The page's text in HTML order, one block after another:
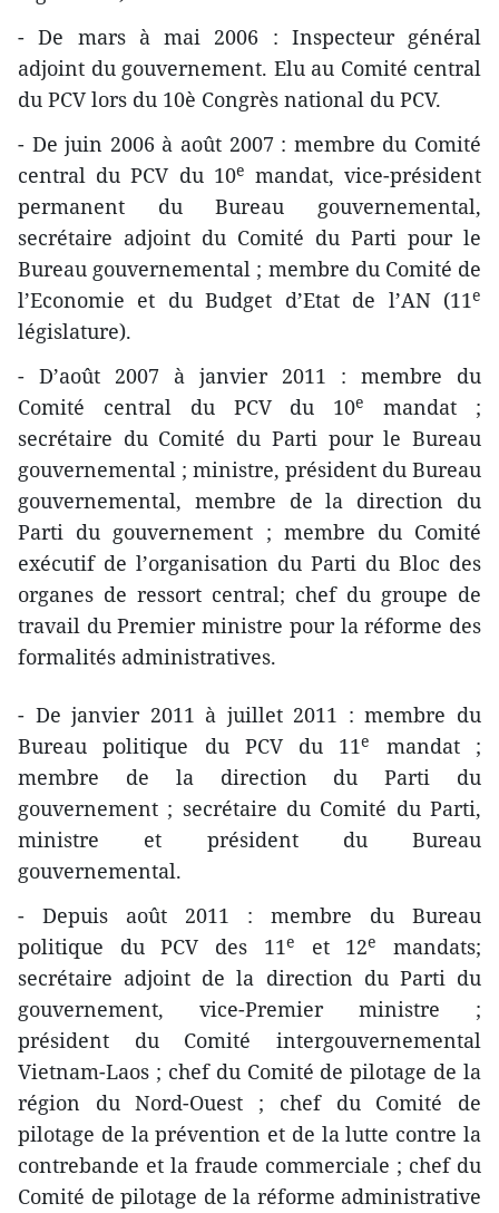
- De mars à mai 2006 : Inspecteur général
adjoint du gouvernement. Elu au Comité central
du PCV lors du 10è Congrès national du PCV.
- De juin 2006 à août 2007 : membre du Comité
central du PCV du 10e mandat, vice-président
permanent du Bureau gouvernemental,
secrétaire adjoint du Comité du Parti pour le
Bureau gouvernemental ; membre du Comité de
l’Economie et du Budget d’Etat de l’AN (11e
législature).
- D’août 2007 à janvier 2011 : membre du
Comité central du PCV du 10e
mandat ;
secrétaire du Comité du Parti pour le Bureau
gouvernemental ; ministre, président du Bureau
gouvernemental, membre de la direction du
Parti du gouvernement ; membre du Comité
exécutif de l’organisation du Parti du Bloc des
organes de ressort central; chef du groupe de
travail du Premier ministre pour la réforme des
formalités administratives.
- De janvier 2011 à juillet 2011 : membre du
Bureau politique du PCV du 11e
mandat ;
membre de la direction du Parti du
gouvernement ; secrétaire du Comité du Parti,
ministre et président du Bureau
gouvernemental.
- Depuis août 2011 : membre du Bureau
politique du PCV des 11e et 12e
mandats;
secrétaire adjoint de la direction du Parti du
gouvernement, vice-Premier ministre ;
président du Comité intergouvernemental
Vietnam-Laos ; chef du Comité de pilotage de la
région du Nord-Ouest ; chef du Comité de
pilotage de la prévention et de la lutte contre la
contrebande et la fraude commerciale ; chef du
Comité de pilotage de la réforme administrative